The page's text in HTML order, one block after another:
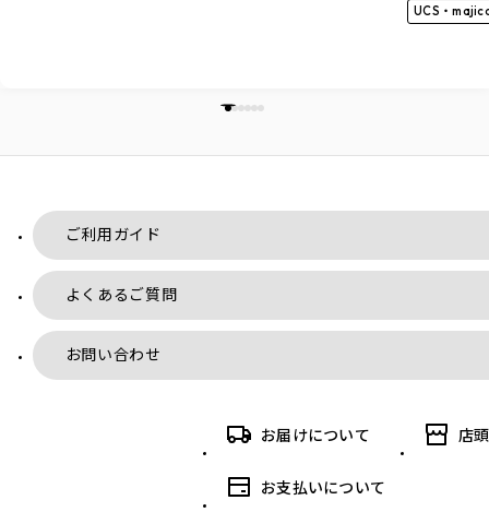
UCS・
ご利用ガイド
よくあるご質問
お問い合わせ
お届けについて 店
お支払いについて